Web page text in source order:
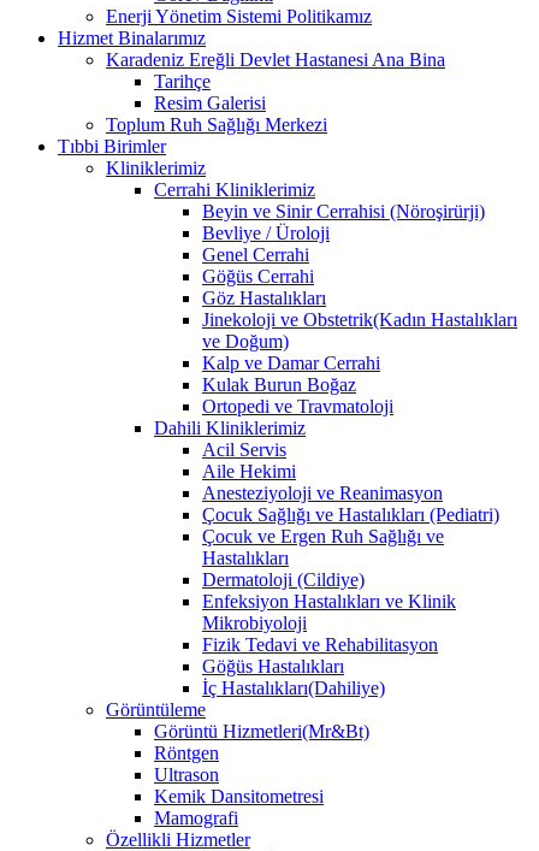
Enerji Yönetim Sistemi Politikamız
Hizmet Binalarımız
Karadeniz Ereğli Devlet Hastanesi Ana Bina
Tarihçe
Resim Galerisi
Toplum Ruh Sağlığı Merkezi
Tıbbi Birimler
Kliniklerimiz
Cerrahi Kliniklerimiz
Beyin ve Sinir Cerrahisi (Nöroşirürji)
Bevliye / Üroloji
Genel Cerrahi
Göğüs Cerrahi
Göz Hastalıkları
Jinekoloji ve Obstetrik(Kadın Hastalıkları
ve Doğum)
Kalp ve Damar Cerrahi
Kulak Burun Boğaz
Ortopedi ve Travmatoloji
Dahili Kliniklerimiz
Acil Servis
Aile Hekimi
Anesteziyoloji ve Reanimasyon
Çocuk Sağlığı ve Hastalıkları (Pediatri)
Çocuk ve Ergen Ruh Sağlığı ve
Hastalıkları
Dermatoloji (Cildiye)
Enfeksiyon Hastalıkları ve Klinik
Mikrobiyoloji
Fizik Tedavi ve Rehabilitasyon
Göğüs Hastalıkları
İç Hastalıkları(Dahiliye)
Görüntüleme
Görüntü Hizmetleri(Mr&Bt)
Röntgen
Ultrason
Kemik Dansitometresi
Mamografi
Özellikli Hizmetler